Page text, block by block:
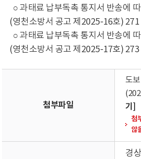
○ 과태료 납부독촉 통지서 반송에
(영천소방서 공고 제2025-16호) 271
○ 과태료 납부독촉 통지서 반송에
(영천소방서 공고 제2025-17호) 273
첨부파일
도
기]
첨
않
경